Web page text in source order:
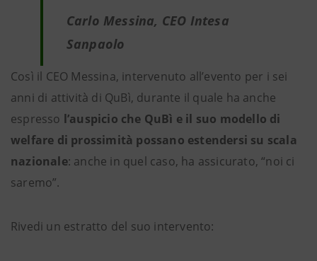
Carlo Messina, CEO Intesa
Sanpaolo
Così il CEO Messina, intervenuto all’evento per i sei
anni di attività di QuBì, durante il quale ha anche
espresso l’auspicio che QuBì e il suo modello di
welfare di prossimità possano estendersi su scala
nazionale: anche in quel caso, ha assicurato, “noi ci
saremo”.
Rivedi un estratto del suo intervento: